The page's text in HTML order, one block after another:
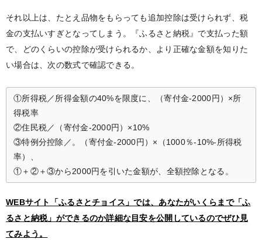
それ以上は、たとえ品物をもらっても追加控除は受けられず、税
金の支払いすぎとなってしまう。『ふるさと納税』で支払った額
で、どのくらいの控除が受けられるか、より正確な金額を知りた
い場合は、次の数式で確認できる。
①所得税／所得金額の40%を限度に、（寄付金-2000円）×所
得税率
②住民税／（寄付金-2000円）×10%
③特例分控除／。（寄付金-2000円）×（1000％-10%-所得税
率）、
①＋②＋③から2000円を引いた金額が、全額控除となる。
WEBサイト「ふるさとチョイス」では、あなたがいくらまで「ふ
るさと納税」ができるのか詳細な目安を公開しているのでぜひ見
てみよう。